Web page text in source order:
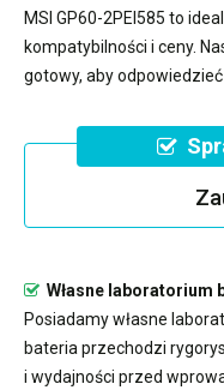
MSI GP60-2PEI585 to
kompatybilności i ceny.
gotowy, aby
Własne laboratorium
Posiadamy własne
bateria przechodzi
i wydajności przed